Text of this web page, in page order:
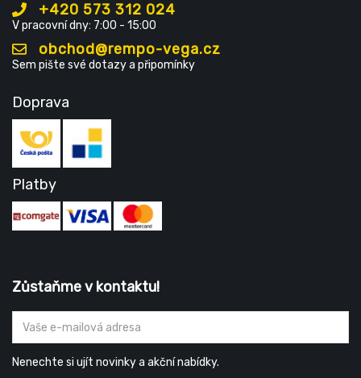
+420 573 312 024
V pracovní dny: 7:00 - 15:00
obchod@rempo-vega.cz
Sem pište své dotazy a připomínky
Doprava
Platby
Zůstaňme v kontaktu!
Nenechte si ujít novinky a akční nabídky.